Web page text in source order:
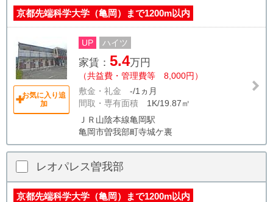
京都先端科学大学（亀岡）まで1200m以内
お気に入り追
加
UP ハイツ
家賃： 5.4万円
（共益費・管理費等 8,000円）
敷金・礼金 -/1ヵ月
間取・専有面積 1K/19.87㎡
ＪＲ山陰本線亀岡駅
亀岡市曽我部町寺城ケ裏
レオパレス曽我部
京都先端科学大学（亀岡）まで1200m以内